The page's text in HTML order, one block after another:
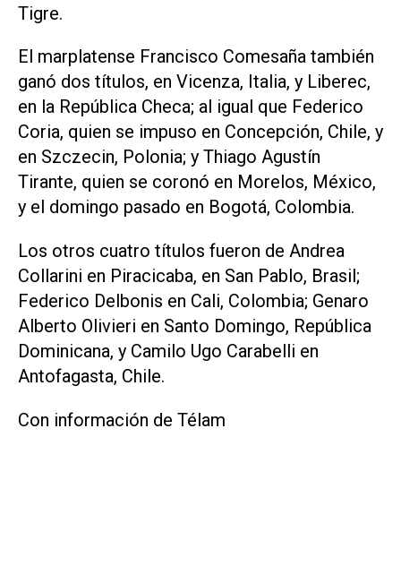
Tigre.
El marplatense Francisco Comesaña también
ganó dos títulos, en Vicenza, Italia, y Liberec,
en la República Checa; al igual que Federico
Coria, quien se impuso en Concepción, Chile, y
en Szczecin, Polonia; y Thiago Agustín
Tirante, quien se coronó en Morelos, México,
y el domingo pasado en Bogotá, Colombia.
Los otros cuatro títulos fueron de Andrea
Collarini en Piracicaba, en San Pablo, Brasil;
Federico Delbonis en Cali, Colombia; Genaro
Alberto Olivieri en Santo Domingo, República
Dominicana, y Camilo Ugo Carabelli en
Antofagasta, Chile.
Con información de Télam